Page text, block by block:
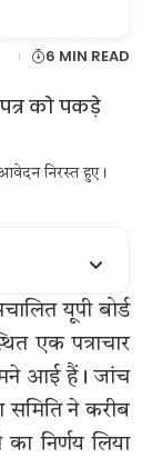
6 MIN READ
निरस्त हुए।
यूपी बोर्ड
एक पत्राचार
आई हैं। जांच
समिति ने करीब
निर्णय लिया